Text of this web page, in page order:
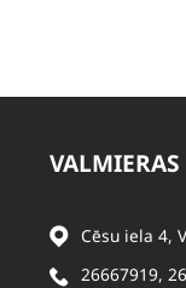
Cēsu iela 4,
26667919,